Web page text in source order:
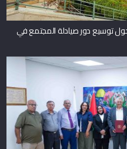
توسيع دور صيادلة المجتمع في